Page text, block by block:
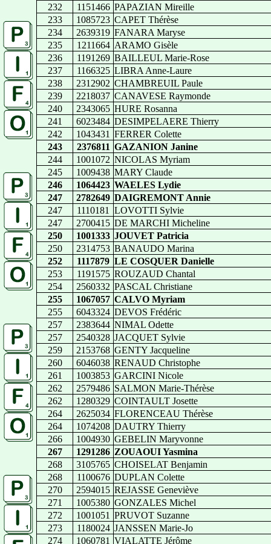
232
1151466 PAPAZIAN Mireille
233
1085723 CAPET Thérèse
234
2639319 FANARA Maryse
235
1211664 ARAMO Gisèle
236
1191269 BAILLEUL Marie-Rose
237
1166325 LIBRA Anne-Laure
238
2312902 CHAMBREUIL Paule
239
2218037 CANAVESE Raymonde
240
2343065 HURE Rosanna
241
6023484 DESIMPELAERE Thierry
242
1043431 FERRER Colette
243
2376811 GAZANION Janine
244
1001072 NICOLAS Myriam
245
1009438 MARY Claude
246
1064423 WAELES Lydie
247
2782649 DAIGREMONT Annie
247
1110181
LOVOTTI Sylvie
247
2700415 DE MARCHI Micheline
250
1001333 JOUVET Patricia
250
2314753 BANAUDO Marina
252
1117879 LE COSQUER Danielle
253
1191575 ROUZAUD Chantal
254
2560332 PASCAL Christiane
255
1067057 CALVO Myriam
255
6043324 DEVOS Frédéric
257
2383644 NIMAL Odette
257
2540328 JACQUET Sylvie
259
2153768 GENTY Jacqueline
260
6046038 RENAUD Christophe
261
1003853 GARCINI Nicole
262
2579486 SALMON Marie-Thérèse
262
1280329 COINTAULT Josette
264
2625034 FLORENCEAU Thérèse
264
1074208 DAUTRY Thierry
266
1004930 GEBELIN Maryvonne
267
1291286 ZOUAOUI Yasmina
268
3105765 CHOISELAT Benjamin
268
1100676 DUPLAN Colette
270
2594015 REJASSE Geneviève
271
1005380 GONZALES Michel
272
1001051 PRUVOT Suzanne
273
1180024 JANSSEN Marie-Jo
274
1060781 VIALATTE Jérôme